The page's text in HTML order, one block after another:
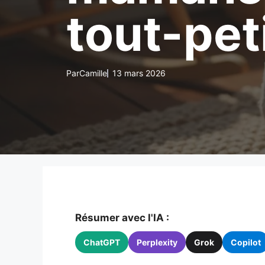
tout-
ParCamille 13 mars 2026
Résumer avec l'IA :
ChatGPT Perplexity Grok Copilot